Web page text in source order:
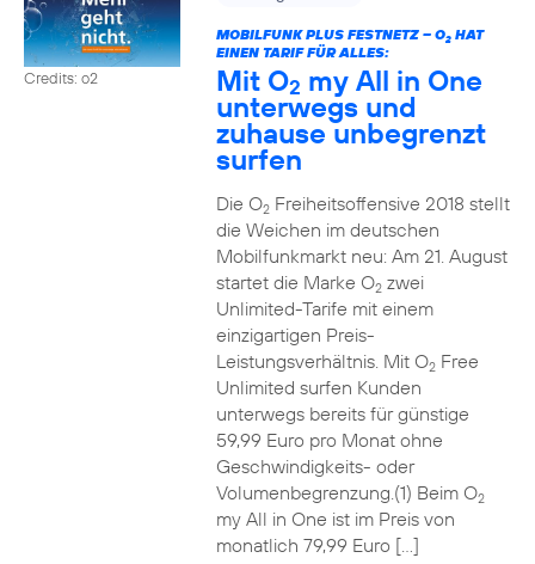
Credits: o2
MOBILFUNK PLUS FESTNETZ – O2HAT
EINEN TARIF FÜR ALLES:
Mit O2 my All in One
unterwegs und
zuhause unbegrenzt
surfen
Die O2Freiheitsoffensive 2018 stellt
die Weichen im deutschen
Mobilfunkmarkt neu: Am 21. August
startet die Marke O2zwei
Unlimited-Tarife mit einem
einzigartigen Preis-
Leistungsverhältnis. Mit O2Free
Unlimited surfen Kunden
unterwegs bereits für günstige
59,99 Euro pro Monat ohne
Geschwindigkeits- oder
Volumenbegrenzung.(1) Beim O2
my All in One ist im Preis von
monatlich 79,99 Euro […]